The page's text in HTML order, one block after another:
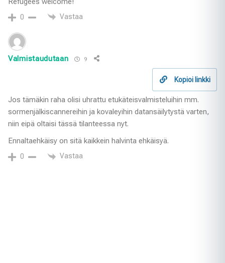
0 Vastaa
Valmistaudutaan 9
Kopioi linkki
Jos tämäkin raha olisi uhrattu etukäteisvalmisteluihin mm.
sormenjälkiscannereihin ja kovaleyihin datansäilytystä varten,
niin eipä oltaisi tässä tilanteessa nyt.
Ennaltaehkäisy on sitä kaikkein halvinta ehkäisyä.
0 Vastaa